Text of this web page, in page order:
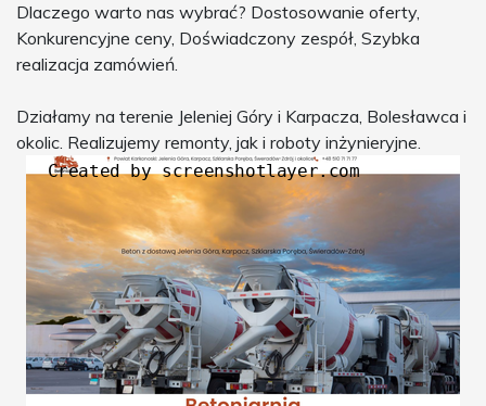
Dlaczego warto nas wybrać? Dostosowanie oferty,
Konkurencyjne ceny, Doświadczony zespół, Szybka
realizacja zamówień.
Działamy na terenie Jeleniej Góry i Karpacza, Bolesławca i
okolic. Realizujemy remonty, jak i roboty inżynieryjne.